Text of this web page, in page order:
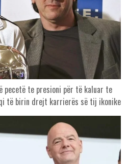
pecetë te presioni për të kaluar te
të birin drejt karrierës së tij ikonike